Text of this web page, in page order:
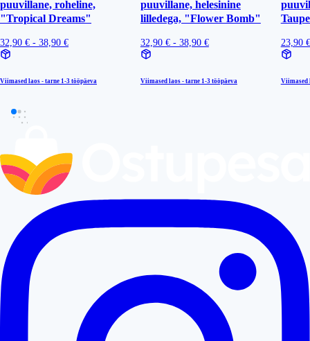
puuvillane, roheline,
"Tropical Dreams"
32,90 € - 38,90 €
Viimased laos - tarne 1-3 tööpäeva
puuvillane, helesinine
lilledega, "Flower Bomb"
32,90 € - 38,90 €
Viimased laos - tarne 1-3 tööpäeva
23,90 €
Viimased